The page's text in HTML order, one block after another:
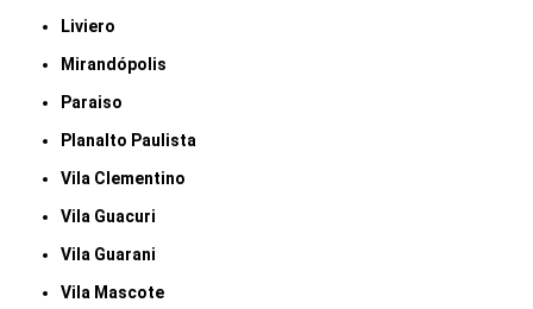
Liviero
Mirandópolis
Paraiso
Planalto Paulista
Vila Clementino
Vila Guacuri
Vila Guarani
Vila Mascote